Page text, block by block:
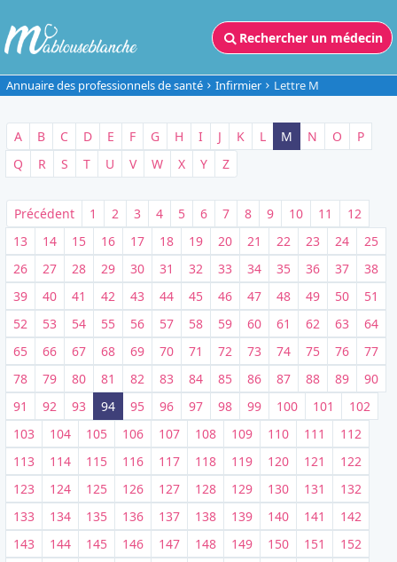
Rechercher un médecin
Annuaire des professionnels de santé Infirmier Lettre M
A B C D E F G H I J K L M N O
P
Q
R S T U V W X Y Z
Précédent 1 2 3 4 5 6 7 8 9 10 11
12
13
14 15 16 17 18 19 20 21 22 23 24
25
26
27 28 29 30 31 32 33 34 35 36 37
38
39
40 41 42 43 44 45 46 47 48 49 50
51
52
53 54 55 56 57 58 59 60 61 62 63
64
65
66 67 68 69 70 71 72 73 74 75 76
77
78
79 80 81 82 83 84 85 86 87 88 89
90
91
92 93 94 95 96 97 98 99 100 101
102
103
104 105 106 107 108 109 110 111
112
113
114 115 116 117 118 119 120 121
122
123
124 125 126 127 128 129 130 131
132
133
134 135 136 137 138 139 140 141
142
143
144 145 146 147 148 149 150 151
152